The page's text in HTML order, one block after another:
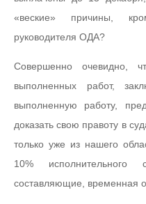
«веские» причины,
руководителя ОДА?
Совершенно очевидно,
выполненных работ,
выполненную работу,
доказать свою правоту в
только уже из нашего
10%
составляющие, временная